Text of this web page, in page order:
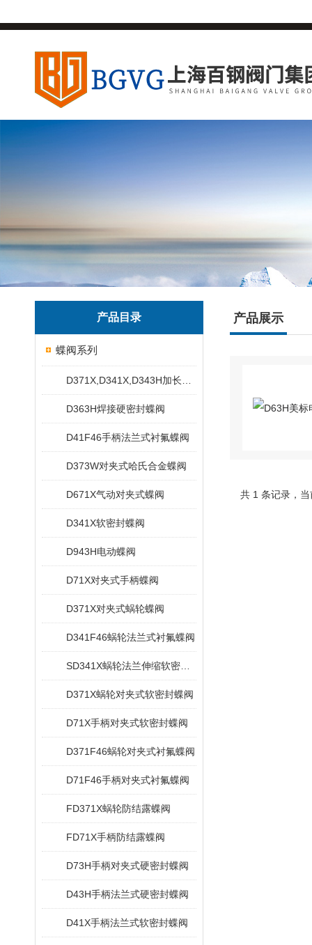
产品目录
蝶阀系列
D363H焊接硬密封蝶阀
D41F46手柄法兰式衬氟蝶阀
D373W对夹式哈氏合金蝶阀
D671X气动对夹式蝶阀
D341X软密封蝶阀
D943H电动蝶阀
D71X对夹式手柄蝶阀
D371X对夹式蜗轮蝶阀
D341F46蜗轮法兰式衬氟蝶阀
D371X蜗轮对夹式软密封蝶阀
D71X手柄对夹式软密封蝶阀
D371F46蜗轮对夹式衬氟蝶阀
D71F46手柄对夹式衬氟蝶阀
FD371X蜗轮防结露蝶阀
FD71X手柄防结露蝶阀
D73H手柄对夹式硬密封蝶阀
D43H手柄法兰式硬密封蝶阀
D41X手柄法兰式软密封蝶阀
产品展示
共 1 条记录，